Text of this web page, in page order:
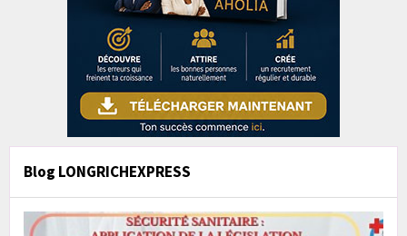
Blog LONGRICHEXPRESS